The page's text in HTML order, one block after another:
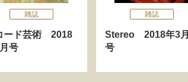
雑誌
ード芸術 2018
号
雑誌
Stereo 2018年3月
号